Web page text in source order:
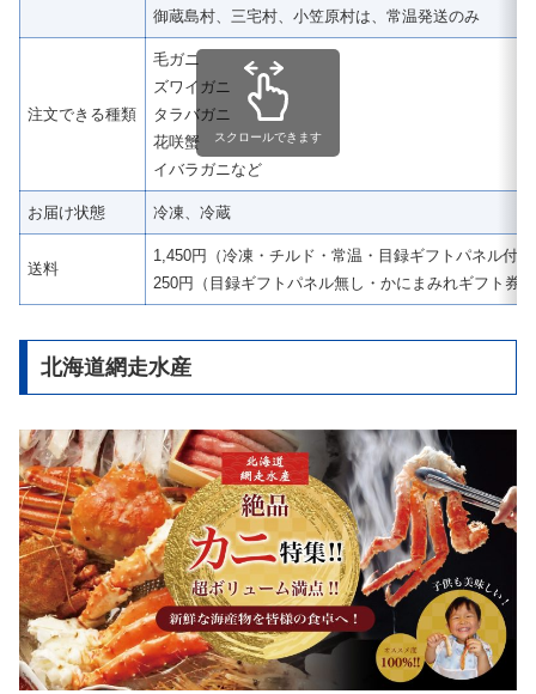
御蔵島村、三宅村、小笠原村は、常温発送のみ
注文できる種類
毛ガニ
ズワイガニ
タラバガニ
花咲蟹
イバラガニなど
お届け状態 冷凍、冷蔵
送料
1,450円（冷凍・チルド・常温・目録ギフトパネル付
250円（目録ギフトパネル無し・かにまみれギフト券）
スクロールできます
北海道網走水産